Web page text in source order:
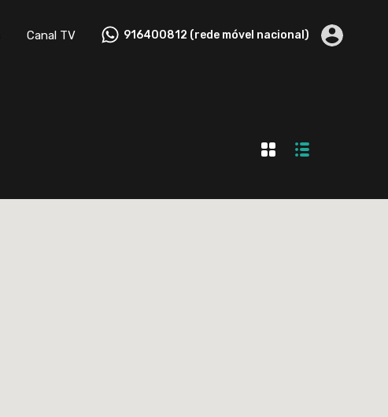
Contactos Canal TV 916400812 (rede móvel nacional)
Canal TV 916400812 (rede móvel nacional)